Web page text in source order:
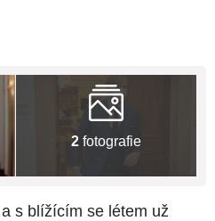
2 fotografie
s blížícím se létem už